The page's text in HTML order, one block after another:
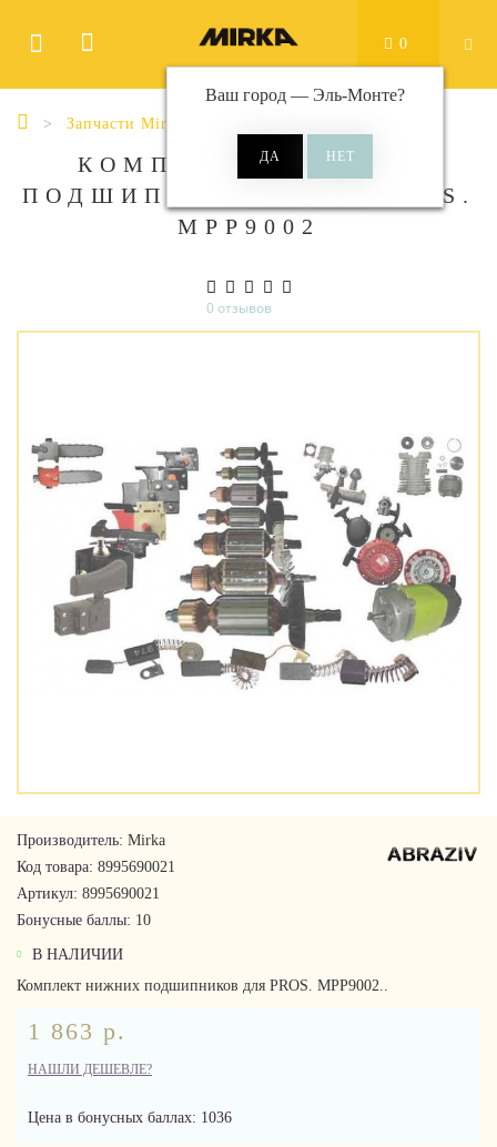
Ваш город — Эль-Монте?
0
Запчасти Mirka
КОМПЛЕКТ НИЖНИХ
ПОДШИПНИКОВ ДЛЯ PROS.
MPP9002
0 отзывов
Производитель: Mirka
Код товара: 8995690021
Артикул: 8995690021
Бонусные баллы: 10
В НАЛИЧИИ
Комплект нижних подшипников для PROS. MPP9002..
1 863 р.
НАШЛИ ДЕШЕВЛЕ?
Цена в бонусных баллах: 1036